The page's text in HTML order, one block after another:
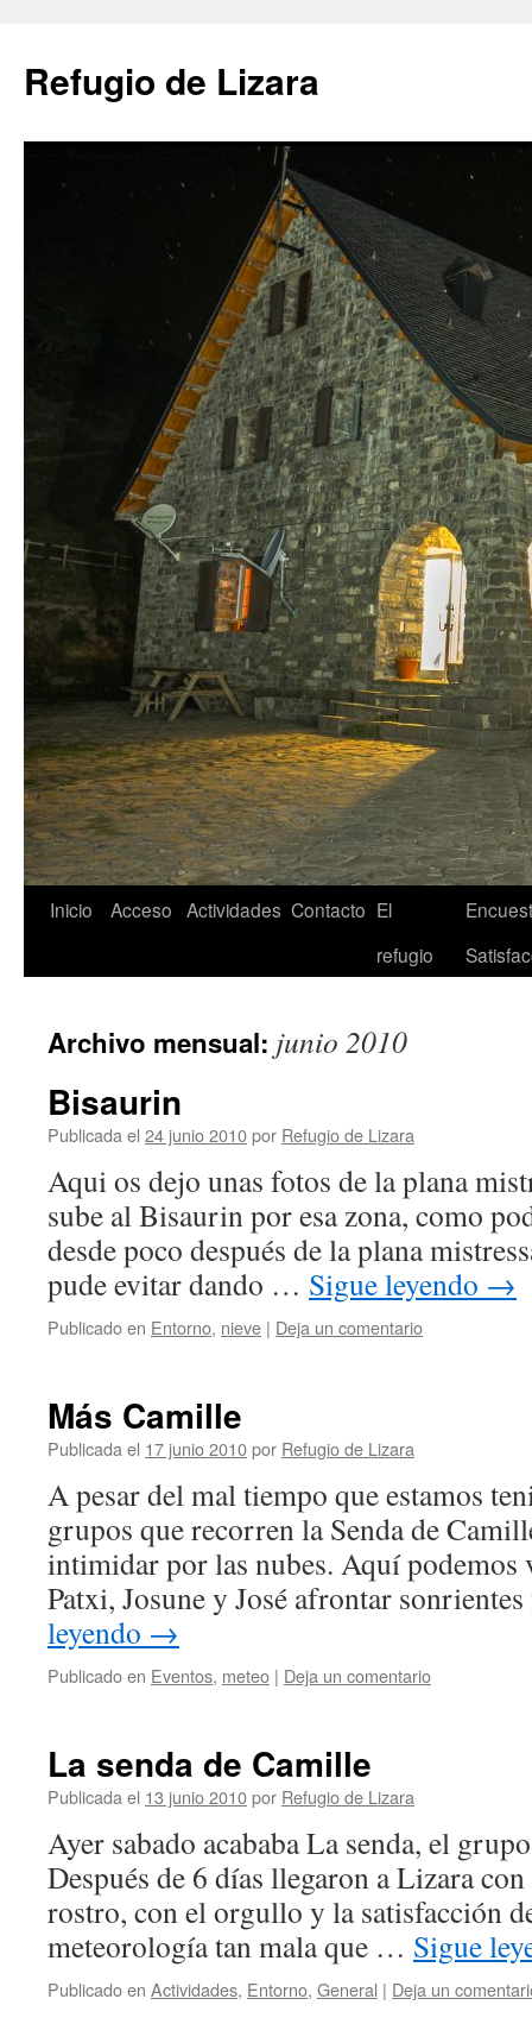
contenido
Refugio de Lizara
Inicio Acceso Actividades Contacto El
refugio
Archivo mensual: junio 2010
Bisaurin
Publicada el 24 junio 2010por Refugio de Lizara
Aqui os dejo unas fotos de la plana
sube al Bisaurin por esa zona, como
desde poco después de la plana
pude evitar dando … Sigue leyendo →
Publicado en Entorno, nieve | Deja un comentario
Más Camille
Publicada el 17 junio 2010por Refugio de Lizara
A pesar del mal tiempo que estamos
grupos que recorren la Senda de
intimidar por las nubes. Aquí podemos
Patxi, Josune y José afrontar
leyendo →
Publicado en Eventos, meteo | Deja un comentario
La senda de Camille
Publicada el 13 junio 2010por Refugio de Lizara
Ayer sabado acababa La senda, el
Después de 6 días llegaron a Lizara
rostro, con el orgullo y la satisfacción
meteorología tan mala que … Sigue
Publicado en Actividades, Entorno, General | Deja un